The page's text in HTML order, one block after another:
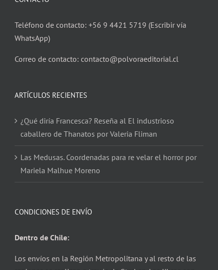
Teléfono de contacto: +56 9 4421 5719 (Escribir vía
WhatsApp)
Correo de contacto: contacto@polvoraeditorial.cl
ARTÍCULOS RECIENTES
¿Qué diría Francesca? Reseña al El industrioso
caballero de Thanatos por Valeria Fliman
Las Medusas. Coordenadas para re velar el horror por
Mariela Malhue Moreno
CONDICIONES DE ENVÍO
Dentro de Chile:
Los envíos en la Región Metropolitana y al resto de las